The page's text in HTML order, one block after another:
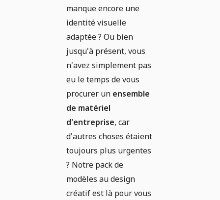
manque encore une
identité visuelle
adaptée ? Ou bien
jusqu'à présent, vous
n'avez simplement pas
eu le temps de vous
procurer un ensemble
de matériel
d'entreprise, car
d'autres choses étaient
toujours plus urgentes
? Notre pack de
modèles au design
créatif est là pour vous